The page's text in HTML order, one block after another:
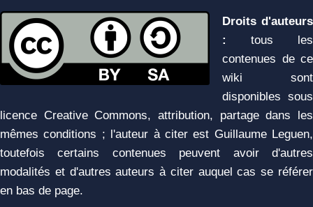
Droits d'auteurs
:
tous les
contenues de ce
wiki sont
disponibles sous
licence Creative Commons, attribution, partage dans les
mêmes conditions ; l'auteur à citer est Guillaume Leguen,
toutefois certains contenues peuvent avoir d'autres
modalités et d'autres auteurs à citer auquel cas se référer
en bas de page.